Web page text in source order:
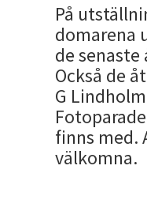
På
domarena
de senaste
Också de
G
finns med.
välkomna.